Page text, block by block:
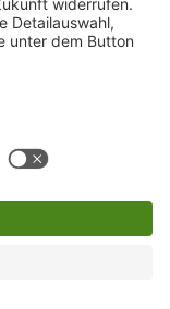
Anfahrt